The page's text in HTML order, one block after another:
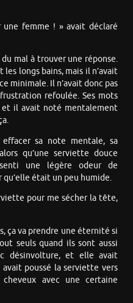
femme ! » avait déclaré
mal à trouver une réponse.
longs bains, mais il n’avait
minimale. Il n’avait donc pas
refoulée. Ses mots
et il avait noté mentalement
effacer sa note mentale, sa
qu’une serviette douce
une légère odeur de
était un peu humide.
pour me sécher la tête,
ça va prendre une éternité si
seuls quand ils sont aussi
désinvolture, et elle avait
poussé la serviette vers
avec une certaine